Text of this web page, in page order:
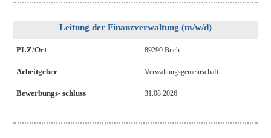
Leitung der Finanzverwaltung (m/w/d)
PLZ/Ort
Arbeitgeber
Bewerbungs- schluss
89290 Buch
Verwaltungsgemeinschaft
31.08.2026